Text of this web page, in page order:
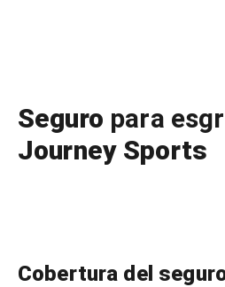
Seguro para
Journey Sports
Cobertura del